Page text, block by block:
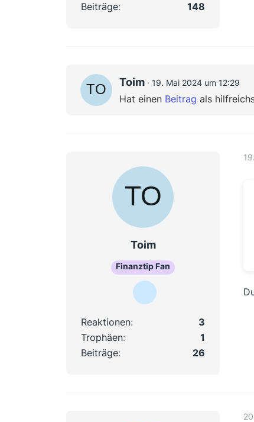
Beiträge
148
Toim 19. Mai 2024 um 12:29
Hat einen Beitrag als
Toim
Finanztip Fan
Reaktionen
3
Trophäen
1
Beiträge
26